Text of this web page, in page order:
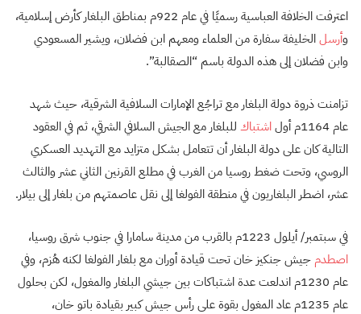
اعترفت الخلافة العباسية رسميًا في عام 922م بمناطق البلغار كأرض إسلامية،
وأرسلالخليفة سفارة من العلماء ومعهم ابن فضلان، ويشير المسعودي
وابن فضلان إلى هذه الدولة باسم “الصقالبة”.
تزامنت ذروة دولة البلغار مع تراجُع الإمارات السلافية الشرقية، حيث شهد
عام 1164م أول
اشتباك للبلغار مع الجيش السلافي الشرقي، ثم في العقود
التالية كان على دولة البلغار أن تتعامل بشكل متزايد مع التهديد العسكري
الروسي، وتحت ضغط روسيا من الغرب في مطلع القرنين الثاني عشر والثالث
عشر، اضطر البلغاريون في منطقة الفولغا إلى نقل عاصمتهم من بلغار إلى بيلار.
في سبتمبر/ أيلول 1223م بالقرب من مدينة سامارا في جنوب شرق روسيا،
اصطدم جيش جنكيز خان تحت قيادة أوران مع بلغار الفولغا لكنه هُزم، وفي
عام 1230م اندلعت عدة اشتباكات بين جيشي البلغار والمغول، لكن بحلول
عام 1235م عاد المغول بقوة على رأس جيش كبير بقيادة باتو خان،